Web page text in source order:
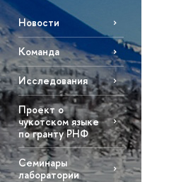
Новости
Команда
Исследования
Проект о
чукотском языке
по гранту РНФ
Семинары
лаборатории